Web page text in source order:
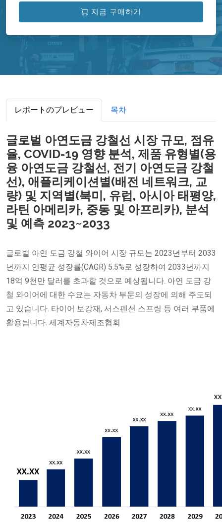
지금 구매하기
レポートのプレビュー 목차
글로벌 아연도금 강철선 시장 규모, 점유
율, COVID-19 영향 분석, 제품 유형별(용
융 아연도금 강철선, 전기 아연도금 강철
선), 애플리케이션별(배전 네트워크, 교
량) 및 지역별(북미, 유럽, 아시아 태평양,
라틴 아메리카, 중동 및 아프리카), 분석
및 예측 2023~2033
글로벌 아연 도금 강철 와이어 시장 규모는 2023년부터 2033
년까지 연평균 성장률(CAGR) 5.5%로 성장하여 2033년까지
18억 9천만 달러를 초과할 것으로 예상됩니다. 아연 도금 강
철 와이어에 대한 수요는 자동차 부문의 성장에 의해 주도되
고 있습니다. 타이어 보강재, 서스펜션 스프링 등 여러 부품에
활용됩니다. 세계자동차제조협회